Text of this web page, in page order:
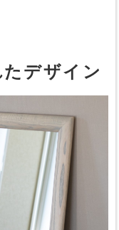
デザイン